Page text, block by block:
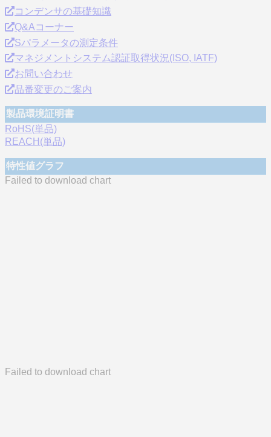
コンデンサの基礎知識
Q&Aコーナー
Sパラメータの測定条件
マネジメントシステム認証取得状況(ISO, IATF)
お問い合わせ
品番変更のご案内
製品環境証明書
RoHS(単品)
REACH(単品)
特性値グラフ
Failed to download chart
Failed to download chart